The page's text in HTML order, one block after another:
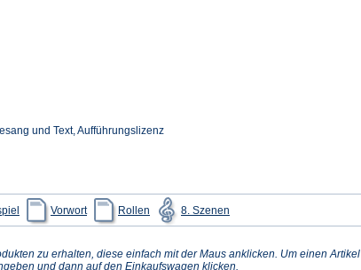
und Text, Aufführungslizenz
(Öffnet
in
einem
Tab)
Vorwort
(Öffnet
in
einem
Tab)
Rollen
(Öffnet
in
einem
Tab)
8. Szenenin
einem
Tab)
zu erhalten, diese einfach mit der Maus anklicken. Um einen Artikel
und dann auf den Einkaufswagen klicken.